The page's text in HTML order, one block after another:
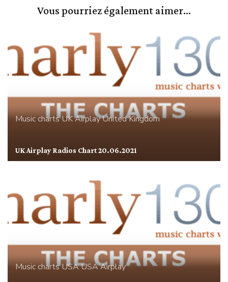
Vous pourriez également aimer...
Music chartsUK AirplayUnited Kingdom
UK Airplay Radios Chart 20.06.2021
Music chartsUSAUSA Airplay